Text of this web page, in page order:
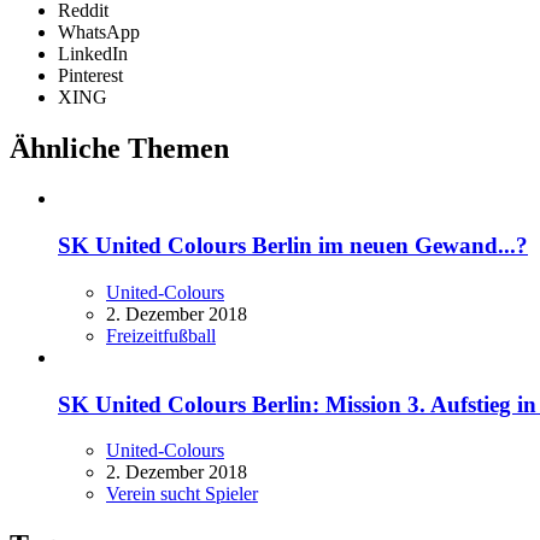
Reddit
WhatsApp
LinkedIn
Pinterest
XING
Ähnliche Themen
SK United Colours Berlin im neuen Gewand...?
United-Colours
2. Dezember 2018
Freizeitfußball
SK United Colours Berlin: Mission 3. Aufstieg in
United-Colours
2. Dezember 2018
Verein sucht Spieler